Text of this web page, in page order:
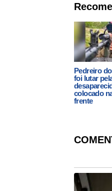
Pedreiro
foi lutar
colocado
frente